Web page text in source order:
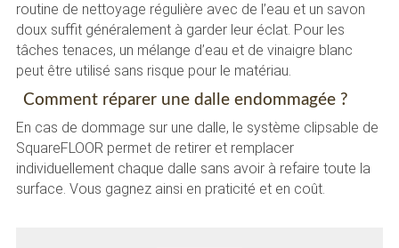
routine de nettoyage régulière avec de l’eau et un savon
doux suffit généralement à garder leur éclat. Pour les
tâches tenaces, un mélange d’eau et de vinaigre blanc
peut être utilisé sans risque pour le matériau.
Comment réparer une dalle endommagée ?
En cas de dommage sur une dalle, le système clipsable de
SquareFLOOR permet de retirer et remplacer
individuellement chaque dalle sans avoir à refaire toute la
surface. Vous gagnez ainsi en praticité et en coût.